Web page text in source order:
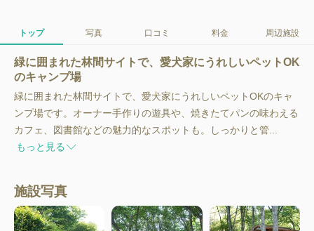
トップ 写真 口コミ 料金 周辺施設
緑に囲まれた林間サイトで、愛犬家にうれしいペットOK
のキャンプ場
緑に囲まれた林間サイトで、愛犬家にうれしいペットOKのキャ
ンプ場です。オーナー手作りの遊具や、焼きたてパンの味わえる
カフェ、図書館などの魅力的なスポットも。しっかりと管...
もっと見る
施設写真